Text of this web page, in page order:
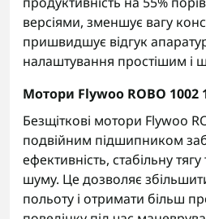
версіями, зменшує вагу
пришвидшує відгук
налаштування простішим і
Мотори Flywoo ROBO 1002
Безщіткові мотори Flywoo
подвійним підшипником
ефективність, стабільну
шуму. Це дозволяє
польоту і отримати більш